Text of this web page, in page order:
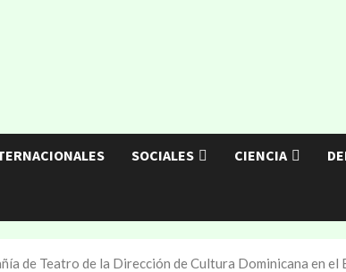
SOCIALES CIENCIA
de Teatro de la Dirección de Cultura Dominicana en